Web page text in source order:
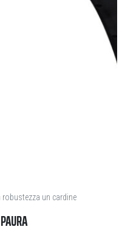
robustezza un cardine